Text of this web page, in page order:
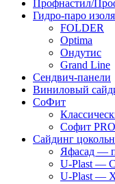
Профнастил/
Гидро-паро
FOLDER
Optima
Ондутис
Grand Line
Сендвич-панели
Виниловый
СоФит
Софит
Сайдинг
Яфасад —
U-Plast —
U-Plast —